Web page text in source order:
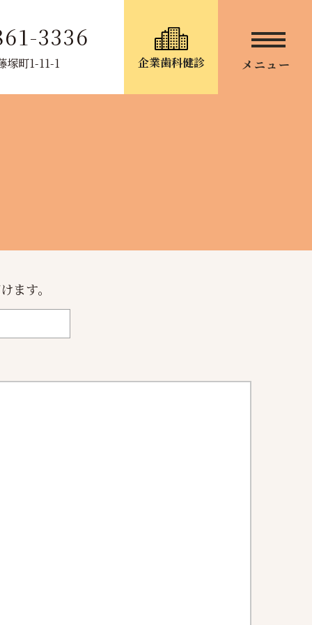
3336
塚町1-11-1 企業歯科健診 メニュー
ます。